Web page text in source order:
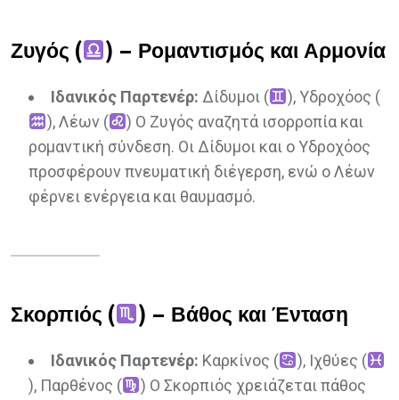
Ζυγός ( ) – Ρομαντισμός και Αρμονία
Ιδανικός Παρτενέρ: Δίδυμοι (
), Υδροχόος (
), Λέων (
) Ο Ζυγός αναζητά ισορροπία και
ρομαντική σύνδεση. Οι Δίδυμοι και ο Υδροχόος
προσφέρουν πνευματική διέγερση, ενώ ο Λέων
φέρνει ενέργεια και θαυμασμό.
Σκορπιός ( ) – Βάθος και Ένταση
Ιδανικός Παρτενέρ: Καρκίνος (
), Ιχθύες (
), Παρθένος (
) Ο Σκορπιός χρειάζεται πάθος